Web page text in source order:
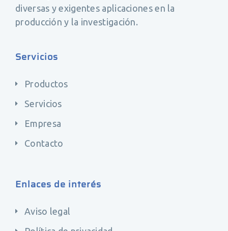
diversas y exigentes aplicaciones en la
producción y la investigación.
Servicios
Productos
Servicios
Empresa
Contacto
Enlaces de interés
Aviso legal